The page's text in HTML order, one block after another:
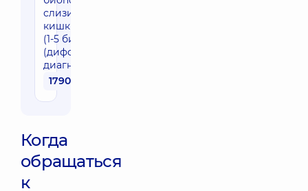
слизистой толстой
кишки - один очаг
(1-5 биоптатов)
(дифференциальная
диагностика колита)
1790 грн
Когда
обращаться
к